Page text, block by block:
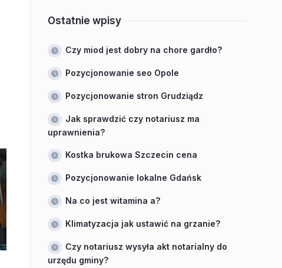
Ostatnie wpisy
Czy miod jest dobry na chore gardło?
Pozycjonowanie seo Opole
Pozycjonowanie stron Grudziądz
Jak sprawdzić czy notariusz ma
uprawnienia?
Kostka brukowa Szczecin cena
Pozycjonowanie lokalne Gdańsk
Na co jest witamina a?
Klimatyzacja jak ustawić na grzanie?
Czy notariusz wysyła akt notarialny do
urzędu gminy?